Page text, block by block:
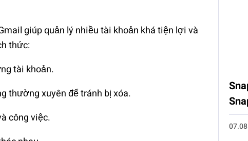
giúp quản lý nhiều tài khoản khá tiện lợi và
thức:
tài khoản.
thường xuyên để tránh bị xóa.
công việc.